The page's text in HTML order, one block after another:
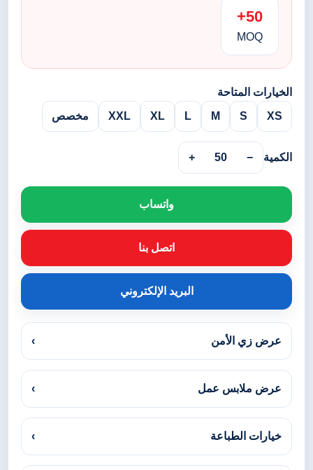
50+
MOQ
الخيارات المتاحة
XS
S
M
L
XL
XXL مخصص
الكمية −
50
+
واتساب
اتصل بنا
البريد الإلكتروني
عرض زي الأمن ›
عرض ملابس عمل ›
خيارات الطباعة ›